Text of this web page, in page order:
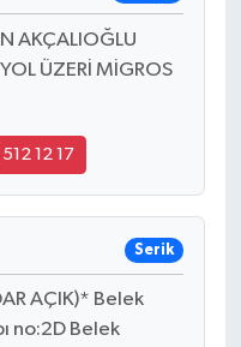
AKÇALIOĞLU
ÜZERİ MİGROS
12 17
Serik
AÇIK)* Belek
no:2D Belek